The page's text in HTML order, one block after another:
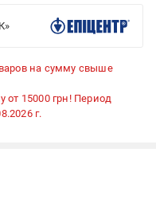
на сумму свыше
от 15000 грн! Период
г.